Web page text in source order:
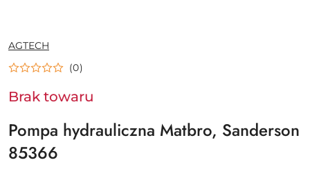
NAZWA
PRODUCENTA:
AGTECH
(0)
Brak towaru
Pompa hydrauliczna Matbro, Sanderson
85366